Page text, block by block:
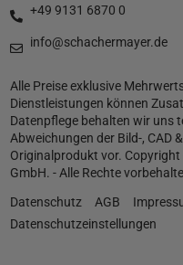
+49 9131 6870 0
info@schachermayer.de
Alle Preise exklusive
Dienstleistungen können
Datenpflege behalten wir uns
Abweichungen der Bild-, CAD
Originalprodukt vor.
GmbH. - Alle Rechte
Datenschutz
AGB
Datenschutzeinstellungen